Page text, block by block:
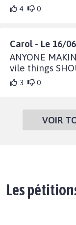
4 0
Carol - Le 16/
ANYONE
vile things
3 0
VOIR
Les